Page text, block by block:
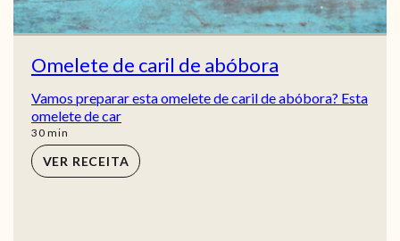
Omelete de caril de abóbora
Vamos preparar esta omelete de caril de abóbora? Esta
omelete de car
30min
min
VER RECEITA